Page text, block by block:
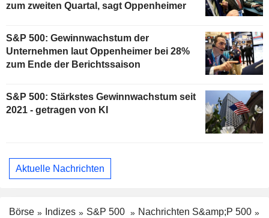
zum zweiten Quartal, sagt Oppenheimer
S&P 500: Gewinnwachstum der
Unternehmen laut Oppenheimer bei 28%
zum Ende der Berichtssaison
S&P 500: Stärkstes Gewinnwachstum seit
2021 - getragen von KI
Aktuelle Nachrichten
Börse Indizes S&P 500
Nachrichten S&amp;P 500